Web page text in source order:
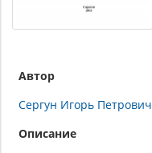
Автор
Сергун Игорь Петрович
Описание